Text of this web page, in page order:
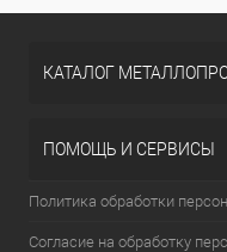
КАТАЛОГ
ПОМОЩЬ И СЕРВИСЫ
Политика обработки
Согласие на обработку